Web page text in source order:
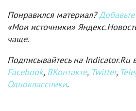
Понравился материал?
«Мои источники»
чаще.
Подписывайтесь на Indicator.Ru
Facebook, ВКонтакте, Twitter,
Одноклассники.